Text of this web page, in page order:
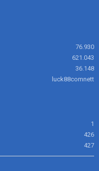
76.930
621.043
36.148
luck88comnett
1
426
427